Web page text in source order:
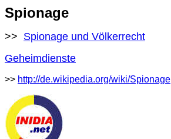
Spionage
>> Spionage und Völkerrecht
Geheimdienste
>> http://de.wikipedia.org/wiki/Spionage